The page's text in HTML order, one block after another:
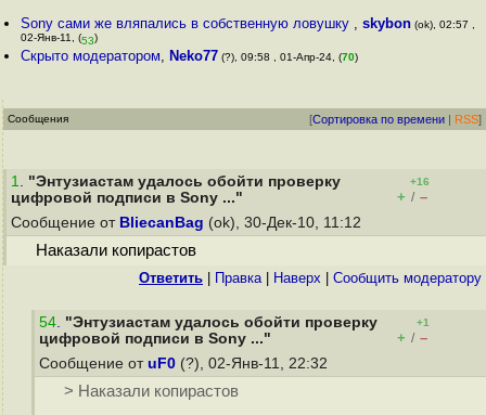
Sony сами же вляпались в собственную ловушку ,skybon (ok), 02:57 ,
02-Янв-11, (53)
Скрыто модератором, Neko77 (?), 09:58 , 01-Апр-24, (70)
Сообщения [Сортировка по времени | RSS]
1. "Энтузиастам удалось обойти проверку
цифровой подписи в Sony ..."
+16
+ / –
Сообщение от BliecanBag (ok), 30-Дек-10, 11:12
Наказали копирастов
Ответить Правка| Наверх Cообщить модератору
54. "Энтузиастам удалось обойти проверку
цифровой подписи в Sony ..."
+1
+ / –
Сообщение от uF0 (?), 02-Янв-11, 22:32
> Наказали копирастов